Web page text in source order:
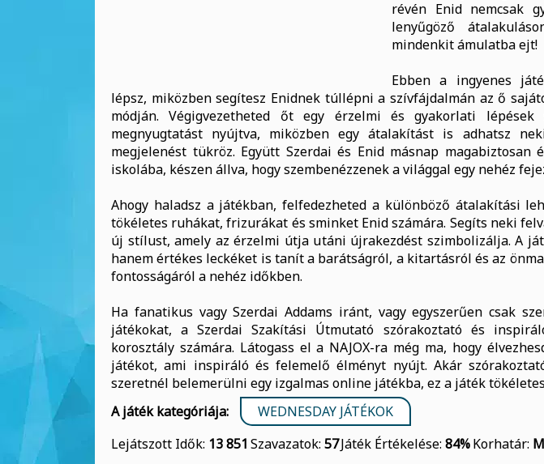
révén Enid nemcsak
lenyűgöző
mindenkit ámulatba ejt!
Ebben a ingyenes
lépsz, miközben segítesz Enidnek túllépni a szívfájdalmán az ő
módján. Végigvezetheted őt egy érzelmi és gyakorlati lépések
megnyugtatást nyújtva, miközben egy átalakítást is adhatsz
megjelenést tükröz. Együtt Szerdai és Enid másnap magabiztosan
iskolába, készen állva, hogy szembenézzenek a világgal egy nehéz
Ahogy haladsz a játékban, felfedezheted a különböző átalakítási
tökéletes ruhákat, frizurákat és sminket Enid számára. Segíts neki
új stílust, amely az érzelmi útja utáni újrakezdést szimbolizálja. A
hanem értékes leckéket is tanít a barátságról, a kitartásról és az
fontosságáról a nehéz időkben.
Ha fanatikus vagy Szerdai Addams iránt, vagy egyszerűen csak
játékokat, a Szerdai Szakítási Útmutató szórakoztató és
korosztály számára. Látogass el a NAJOX-ra még ma, hogy
játékot, ami inspiráló és felemelő élményt nyújt. Akár
szeretnél belemerülni egy izgalmas online játékba, ez a játék
A játék kategóriája:
WEDNESDAY JÁTÉKOK
Lejátszott Idők: 13 851 Szavazatok: 57Játék Értékelése:84%Korhatár: